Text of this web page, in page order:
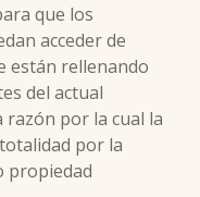
que los
acceder de
están rellenando
del actual
razón por la cual la
por la
propiedad